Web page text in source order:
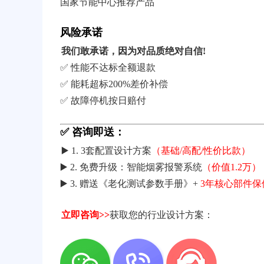
国家节能中心推荐产品
风险承诺
我们敢承诺，因为对品质绝对自信!
✅ 性能不达标全额退款
✅ 能耗超标200%差价补偿
✅ 故障停机按日赔付
✅ 咨询即送：
▶️ 1. 3套配置设计方案 （基础/高配/性价比款）
▶️ 2. 免费升级：智能烟雾报警系统 （价值1.2万）
▶️ 3. 赠送《老化测试参数手册》+ 3年核心部件保
立即咨询>>获取您的行业设计方案：